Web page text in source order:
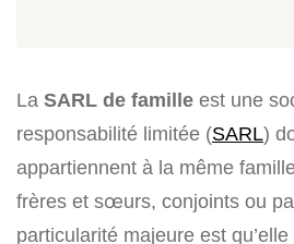
La SARL de famille est une
responsabilité limitée (SARL)
appartiennent à la même
frères et sœurs, conjoints ou
particularité majeure est